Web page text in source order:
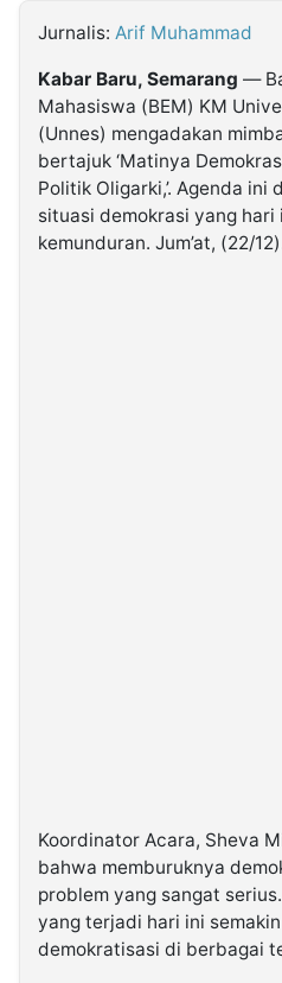
Kabarbaru.co
2026
Kabarbaru
Media
Holding
Jurnalis: Arif Muhammad
Kabar Baru, Semarang —
Mahasiswa (BEM) KM
(Unnes) mengadakan
bertajuk ‘Matinya
Politik Oligarki,’. Agenda
situasi demokrasi yang hari
kemunduran. Jum’at, (22/
Koordinator Acara, Sheva
bahwa memburuknya
problem yang sangat
yang terjadi hari ini
demokratisasi di berbagai